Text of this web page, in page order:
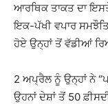
ਆਰਥਿਕ ਤਾਕਤ ਦਾ
ਇਕ-ਪੱਖੀ ਵਪਾਰ
ਹੋਏ ਉਨ੍ਹਾਂ ਤੋਂ ਵੱਡੀਆਂ
2 ਅਪ੍ਰੈਲ ਨੂੰ ਉਨ੍ਹਾਂ ਨੇ
ਉਹਨਾਂ ਦੇਸ਼ਾਂ ਤੋਂ 50